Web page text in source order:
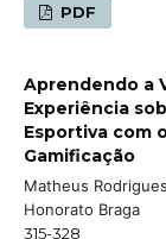
PDF
Aprendendo a
Experiência
Esportiva com
Gamificação
Matheus
Honorato Braga
315-328